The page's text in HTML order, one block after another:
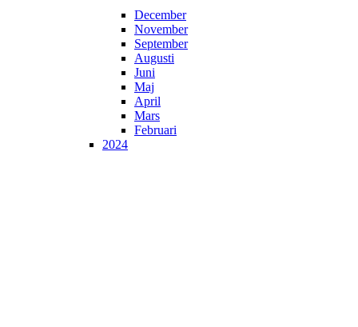
December
November
September
Augusti
Juni
Maj
April
Mars
Februari
2024